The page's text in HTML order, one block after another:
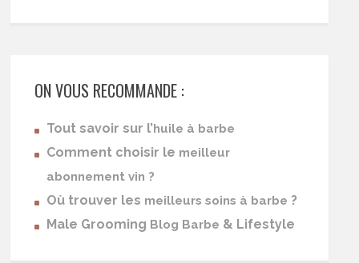
ON VOUS RECOMMANDE :
Tout savoir sur l’huile à barbe
Comment choisir le meilleur
abonnement vin ?
Où trouver les meilleurs soins à barbe ?
Male Grooming Blog Barbe & Lifestyle